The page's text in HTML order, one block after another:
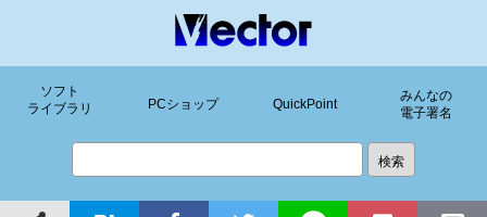
ソフト
ライブラリ
PCショップ QuickPoint
みんなの
電子署名